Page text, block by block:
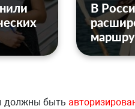
В
должны быть